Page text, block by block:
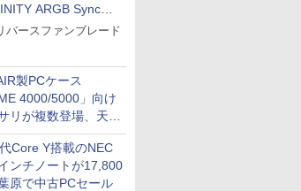
ARGB Sync」
ッケージ
バースファンブレード
製PCケース
4000/5000」向け
リが複数登場、天然
ルや背面コネクタ対
など
Core Y搭載のNEC
ンチノートが17,800
原で中古PCセール